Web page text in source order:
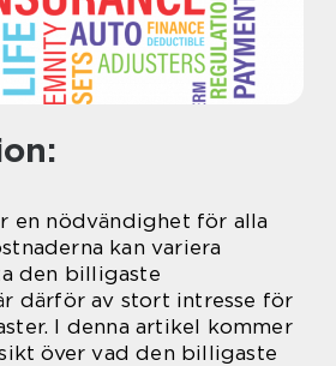
en nödvändighet för alla
kan variera
den billigaste
därför av stort intresse för
I denna artikel kommer
över vad den billigaste